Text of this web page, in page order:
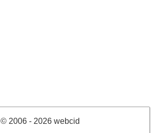
© 2006 - 2026 webcid